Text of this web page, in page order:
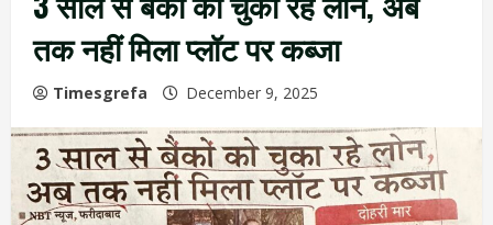
तक नहीं मिला प्लॉट पर कब्जा
Timesgrefa December 9, 2025